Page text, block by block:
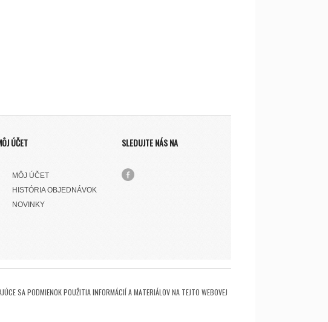
ÚČET
MÔJ ÚČET
HISTÓRIA OBJEDNÁVOK
NOVINKY
SLEDUJTE NÁS NA
SA PODMIENOK POUŽITIA INFORMÁCIÍ A MATERIÁLOV NA TEJTO WEBOVEJ